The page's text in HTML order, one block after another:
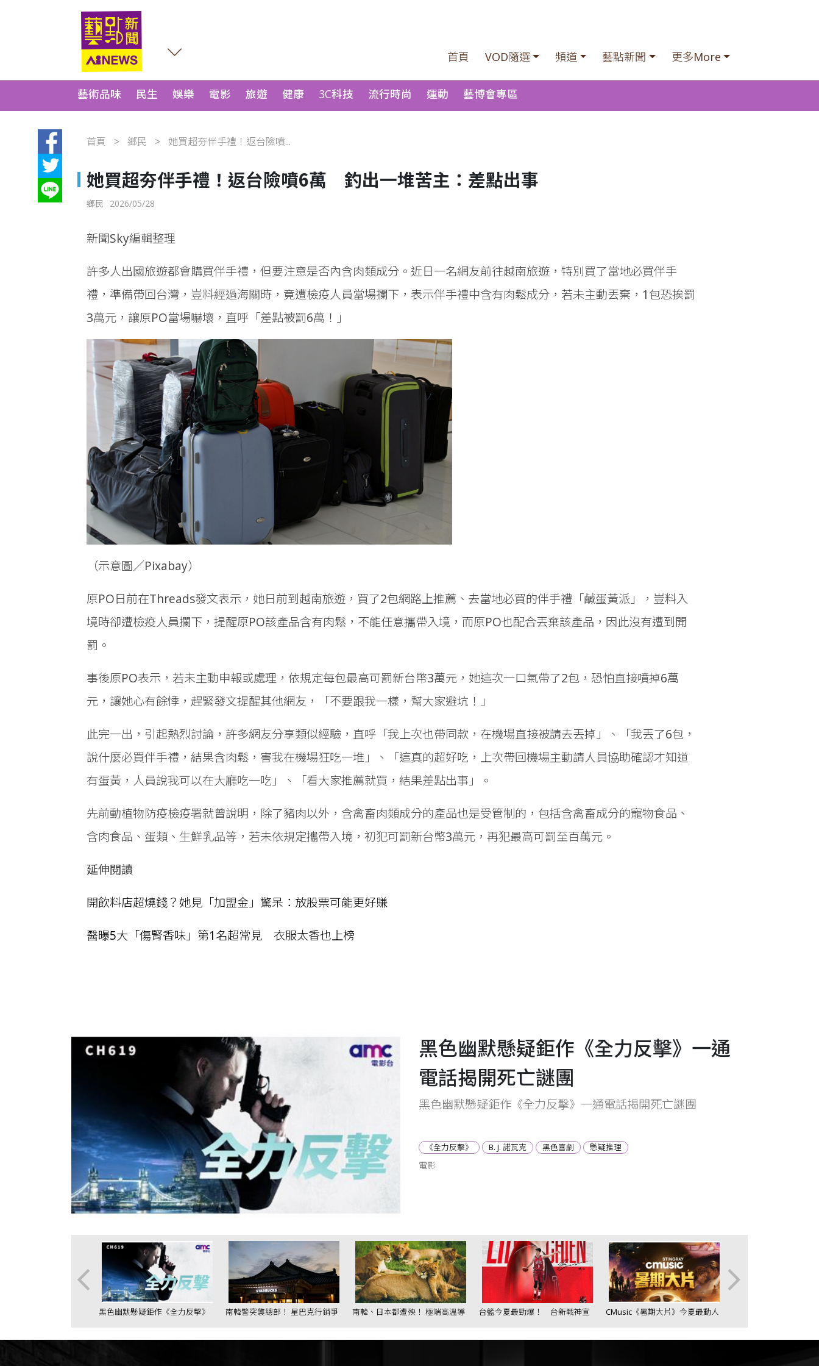
首頁 VOD隨選 頻道 藝點新聞 更多More
藝術品味 民生 娛樂 電影 旅遊 健康 3C科技 流行時尚 運動 藝博會專區
首頁 鄉民 她買超夯伴手禮！返台險噴...
她買超夯伴手禮！返台險噴6萬 釣出一堆苦主：差點出事
鄉民 2026/05/28
新聞Sky編輯整理
許多人出國旅遊都會購買伴手禮，但要注意是否內含肉類成分。近日一名網友前往越南旅遊，特別買了當地必買伴手
禮，準備帶回台灣，豈料經過海關時，竟遭檢疫人員當場攔下，表示伴手禮中含有肉鬆成分，若未主動丟棄，1包恐挨罰
3萬元，讓原PO當場嚇壞，直呼「差點被罰6萬！」
（示意圖／Pixabay）
原PO日前在Threads發文表示，她日前到越南旅遊，買了2包網路上推薦、去當地必買的伴手禮「鹹蛋黃派」，豈料入
境時卻遭檢疫人員攔下，提醒原PO該產品含有肉鬆，不能任意攜帶入境，而原PO也配合丟棄該產品，因此沒有遭到開
罰。
事後原PO表示，若未主動申報或處理，依規定每包最高可罰新台幣3萬元，她這次一口氣帶了2包，恐怕直接噴掉6萬
元，讓她心有餘悸，趕緊發文提醒其他網友，「不要跟我一樣，幫大家避坑！」
此完一出，引起熱烈討論，許多網友分享類似經驗，直呼「我上次也帶同款，在機場直接被請去丟掉」、「我丟了6包，
說什麼必買伴手禮，結果含肉鬆，害我在機場狂吃一堆」、「這真的超好吃，上次帶回機場主動請人員協助確認才知道
有蛋黃，人員說我可以在大廳吃一吃」、「看大家推薦就買，結果差點出事」。
先前動植物防疫檢疫署就曾說明，除了豬肉以外，含禽畜肉類成分的產品也是受管制的，包括含禽畜成分的寵物食品、
含肉食品、蛋類、生鮮乳品等，若未依規定攜帶入境，初犯可罰新台幣3萬元，再犯最高可罰至百萬元。
延伸閱讀
開飲料店超燒錢？她見「加盟金」驚呆：放股票可能更好賺
醫曝5大「傷腎香味」第1名超常見 衣服太香也上榜
黑色幽默懸疑鉅作《全力反擊》一通
電話揭開死亡謎團
黑色幽默懸疑鉅作《全力反擊》一通電話揭開死亡謎團
《全力反擊》 B. J. 諾瓦克 黑色喜劇 懸疑推理
電影
黑色幽默懸疑鉅作《全力反擊》
南韓警突襲總部！ 星巴克行銷爭
南韓、日本都遭殃！ 極端高溫導
台籃今夏最勁爆！ 台新戰神宣
CMusic《暑期大片》今夏最動人